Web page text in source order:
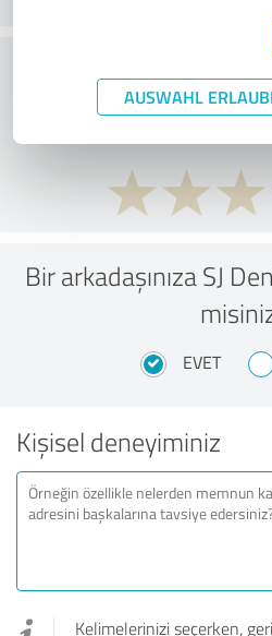
AUSWAHL
Fiyat-performans
Bir arkadaşınıza SJ
EVET
Kişisel deneyiminiz
Kelimelerinizi seçerken,